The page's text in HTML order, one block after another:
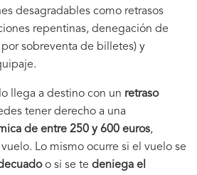
desagradables como retrasos
repentinas, denegación de
sobreventa de billetes) y
llega a destino con un retraso
tener derecho a una
de entre 250 y 600 euros,
Lo mismo ocurre si el vuelo se
o si se te deniega el